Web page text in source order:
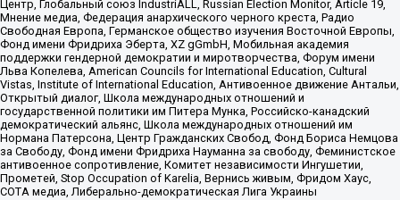
Центр, Глобальный союз IndustriALL, Russian Election Monitor, Article 19,
Мнение медиа, Федерация анархического черного креста, Радио
Свободная Европа, Германское общество изучения Восточной Европы,
Фонд имени Фридриха Эберта, XZ gGmbH, Мобильная академия
поддержки гендерной демократии и миротворчества, Форум имени
Льва Копелева, American Councils for International Education, Cultural
Vistas, Institute of International Education, Антивоенное движение Антальи,
Открытый диалог, Школа международных отношений и
государственной политики им Питера Мунка, Российско-канадский
демократический альянс, Школа международных отношений им
Нормана Патерсона, Центр Гражданских Свобод, Фонд Бориса Немцова
за Свободу, Фонд имени Фридриха Науманна за свободу, Феминистское
антивоенное сопротивление, Комитет независимости Ингушетии,
Прометей, Stop Occupation of Karelia, Вернись живым, Фридом Хаус,
СОТА медиа, Либерально-демократическая Лига Украины